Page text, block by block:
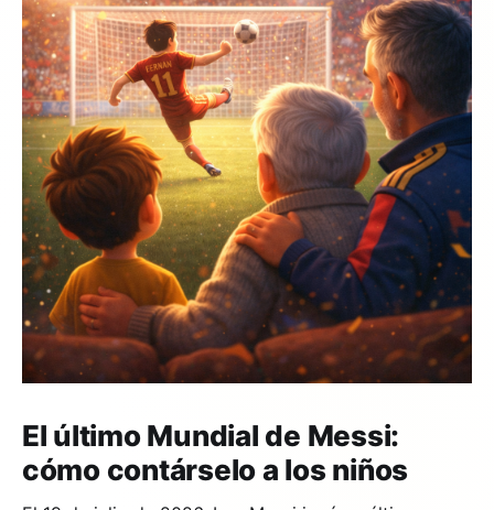
El último Mundial de Messi:
cómo contárselo a los niños